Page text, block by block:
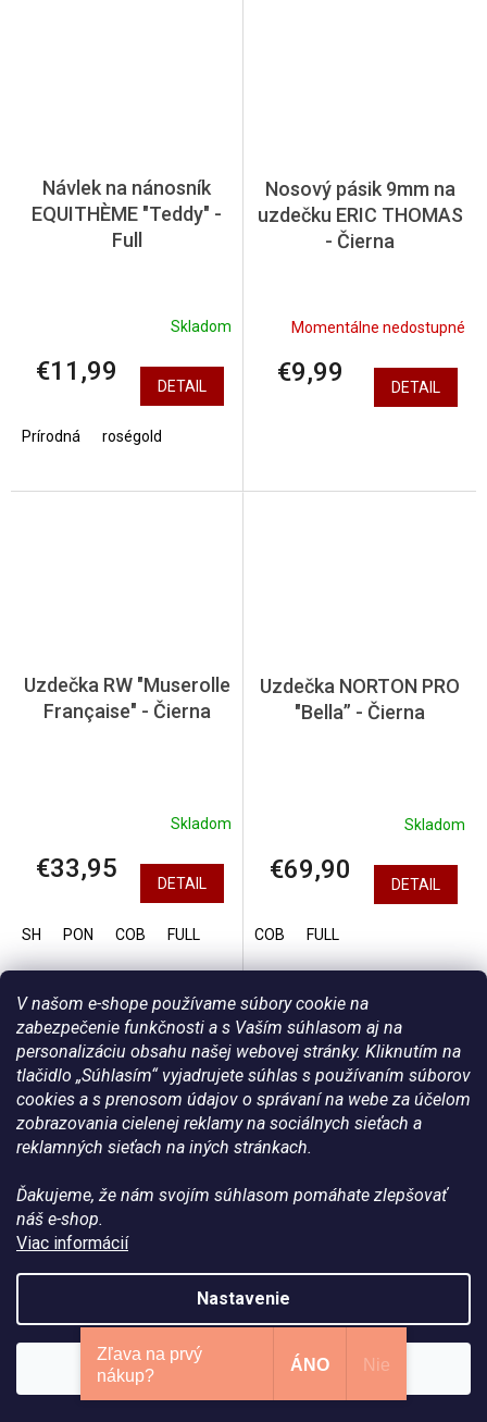
V našom e-shope používame súbory cookie na
zabezpečenie funkčnosti a s Vaším súhlasom aj na
personalizáciu obsahu našej webovej stránky. Kliknutím na
tlačidlo „Súhlasím“ vyjadrujete súhlas s používaním súborov
cookies a s prenosom údajov o správaní na webe za účelom
zobrazovania cielenej reklamy na sociálnych sieťach a
reklamných sieťach na iných stránkach.
Ďakujeme, že nám svojím súhlasom pomáhate zlepšovať
náš e-shop.
Viac informácií
Nastavenie
Návlek na nánosník
EQUITHÈME "Teddy" -
Full
Skladom
€11,99 DETAIL
Prírodná roségold
Nosový pásik 9mm na
uzdečku ERIC THOMAS
- Čierna
Momentálne nedostupné
€9,99 DETAIL
Uzdečka RW "Muserolle
Française" - Čierna
Skladom
€33,95 DETAIL
SH PON COB FULL
Uzdečka NORTON PRO
"Bella” - Čierna
Skladom
€69,90 DETAIL
COB FULL
Uzdečka NORTON PRO
"Strass” - Čierna
Skladom
€69,90
Uzdečka KAVALKADE
"Everness" - Čierna
Skladom
€139,90
Zľava na prvý
nákup?
ÁNO Nie